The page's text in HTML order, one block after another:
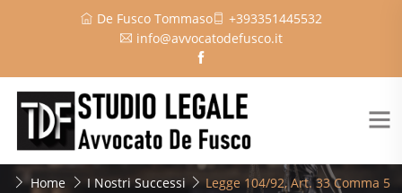
De Fusco Tommaso
+393351445532
info@avvocatodefusco.it
Home I Nostri Successi
Legge 104/92, Art. 33 Comma 5